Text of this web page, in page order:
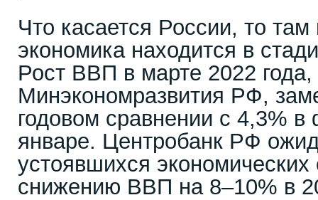
Что касается России, то там
экономика находится в
Рост ВВП в марте 2022 года,
Минэкономразвития РФ,
годовом сравнении с 4,3%
январе. Центробанк РФ
устоявшихся экономических
снижению ВВП на 8–10% в